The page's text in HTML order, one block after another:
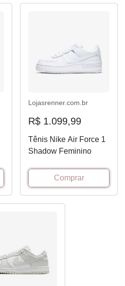
Lojasrenner.com.br
R$ 1.099,99
Tênis Nike Air Force 1
Shadow Feminino
Comprar